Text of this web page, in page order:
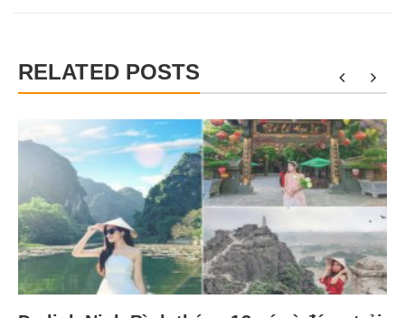
RELATED POSTS